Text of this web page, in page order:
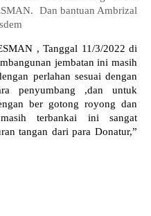
Dan bantuan Ambrizal
, Tanggal 11/3/2022 di
jembatan ini masih
perlahan sesuai dengan
penyumbang ,dan untuk
ber gotong royong dan
terbankai ini sangat
tangan dari para Donatur,”